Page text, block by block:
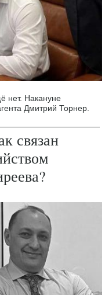
нет. Накануне
Дмитрий Торнер.
связан